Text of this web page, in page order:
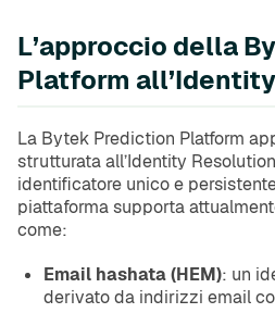
L’approccio della
Platform
La Bytek Prediction Platform
strutturata all’Identity
identificatore unico e
piattaforma supporta
come:
Email hashata (HEM): un
derivato da indirizzi email